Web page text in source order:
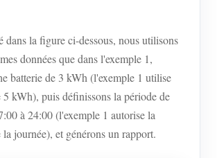
dans la figure ci-dessous, nous utilisons
données que dans l'exemple 1,
batterie de 3 kWh (l'exemple 1 utilise
5 kWh), puis définissons la période de
à 24:00 (l'exemple 1 autorise la
la journée), et générons un rapport.